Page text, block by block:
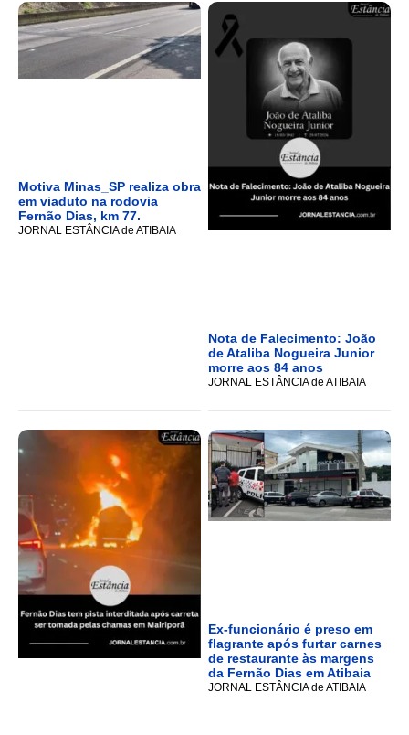
Motiva Minas_SP realiza obra
em viaduto na rodovia
Fernão Dias, km 77.
JORNAL ESTÂNCIA de ATIBAIA
Nota de Falecimento: João
de Ataliba Nogueira Junior
morre aos 84 anos
JORNAL ESTÂNCIA de ATIBAIA
Ex-funcionário é preso em
flagrante após furtar carnes
de restaurante às margens
da Fernão Dias em Atibaia
JORNAL ESTÂNCIA de ATIBAIA